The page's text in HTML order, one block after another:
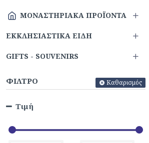
ΜΟΝΑΣΤΗΡΙΑΚΆ ΠΡΟΪΌΝΤΑ
ΕΚΚΛΗΣΙΑΣΤΙΚΆ ΕΊΔΗ
GIFTS - SOUVENIRS
ΦΊΛΤΡΟ Καθαρισμός
Τιμή